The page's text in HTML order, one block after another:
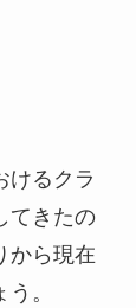
けるクラ
てきたの
から現在
。